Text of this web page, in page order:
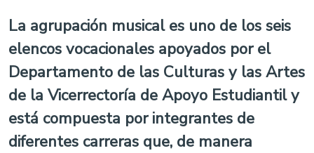
La agrupación musical es uno de los seis
elencos vocacionales apoyados por el
Departamento de las Culturas y las Artes
de la Vicerrectoría de Apoyo Estudiantil y
está compuesta por integrantes de
diferentes carreras que, de manera